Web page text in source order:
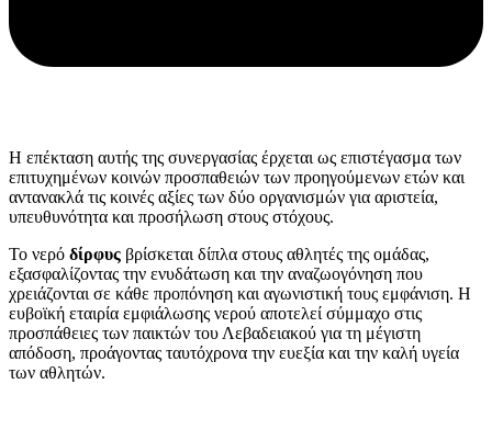
Η επέκταση αυτής της συνεργασίας έρχεται ως επιστέγασμα των
επιτυχημένων κοινών προσπαθειών των προηγούμενων ετών και
αντανακλά τις κοινές αξίες των δύο οργανισμών για αριστεία,
υπευθυνότητα και προσήλωση στους στόχους.
Το νερό δίρφυς βρίσκεται δίπλα στους αθλητές της ομάδας,
εξασφαλίζοντας την ενυδάτωση και την αναζωογόνηση που
χρειάζονται σε κάθε προπόνηση και αγωνιστική τους εμφάνιση. Η
ευβοϊκή εταιρία εμφιάλωσης νερού αποτελεί σύμμαχο στις
προσπάθειες των παικτών του Λεβαδειακού για τη μέγιστη
απόδοση, προάγοντας ταυτόχρονα την ευεξία και την καλή υγεία
των αθλητών.